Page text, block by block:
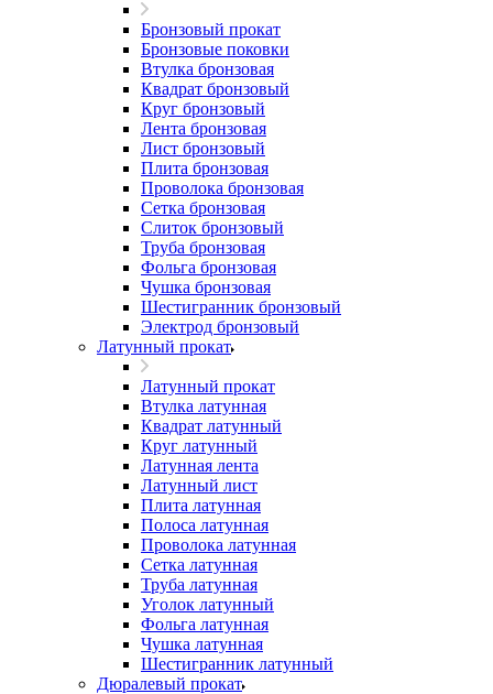
Бронзовый прокат
Бронзовые поковки
Втулка бронзовая
Квадрат бронзовый
Круг бронзовый
Лента бронзовая
Лист бронзовый
Плита бронзовая
Проволока бронзовая
Сетка бронзовая
Слиток бронзовый
Труба бронзовая
Фольга бронзовая
Чушка бронзовая
Шестигранник бронзовый
Электрод бронзовый
Латунный прокат
Латунный прокат
Втулка латунная
Квадрат латунный
Круг латунный
Латунная лента
Латунный лист
Плита латунная
Полоса латунная
Проволока латунная
Сетка латунная
Труба латунная
Уголок латунный
Фольга латунная
Чушка латунная
Шестигранник латунный
Дюралевый прокат